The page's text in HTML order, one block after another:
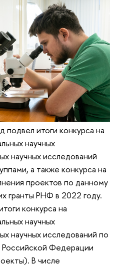
подвел итоги конкурса на
научных
научных исследований
а также конкурса на
проектов по данному
гранты РНФ в 2022 году.
конкурса на
научных
научных исследований по
Федерации
В числе